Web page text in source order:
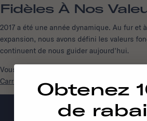
Fidèles À Nos
2017 a été une année dynamique. Au fur et
expansion, nous avons défini les valeurs
continuent de nous guider aujourd'hui.
Vous souhaitez rejoindre notre mission ?
Carrières
Obtenez
de